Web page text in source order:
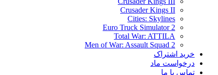
Crusader Kings II
Cities: Skylines
Euro Truck Simulator 2
Total War: ATTILA
Men of War: Assault Squad 2
خرید اشتراک
درخواست ماد
تماس با ما